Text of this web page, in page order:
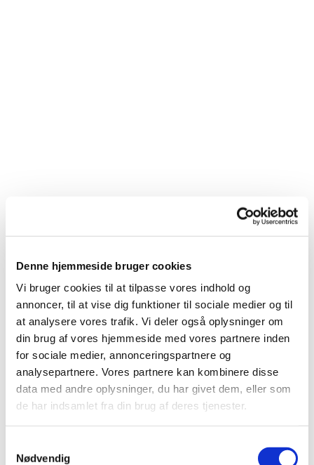
Denne hjemmeside bruger cookies
Vi bruger cookies til at tilpasse vores indhold og
annoncer, til at vise dig funktioner til sociale medier og til
at analysere vores trafik. Vi deler også oplysninger om
din brug af vores hjemmeside med vores partnere inden
for sociale medier, annonceringspartnere og
analysepartnere. Vores partnere kan kombinere disse
data med andre oplysninger, du har givet dem, eller som
de har indsamlet fra din brug af deres tjenester.
Nødvendig
Du vil måske også kunne lide...